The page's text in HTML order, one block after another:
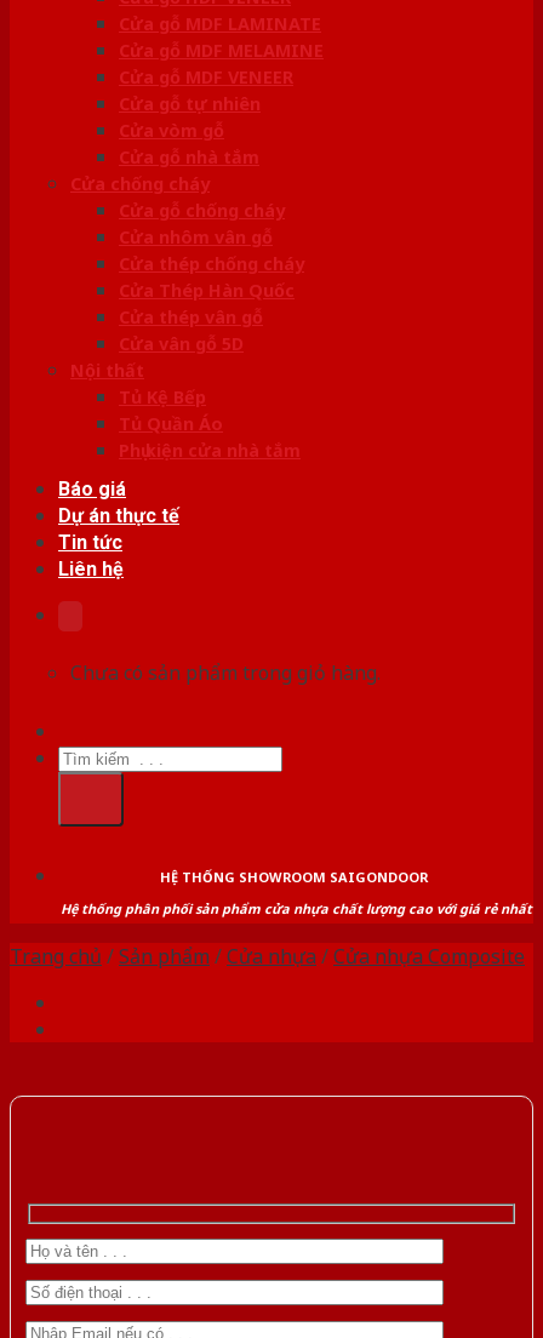
Cửa gỗ MDF LAMINATE
Cửa gỗ MDF MELAMINE
Cửa gỗ MDF VENEER
Cửa gỗ tự nhiên
Cửa vòm gỗ
Cửa gỗ nhà tắm
Cửa chống cháy
Cửa gỗ chống cháy
Cửa nhôm vân gỗ
Cửa thép chống cháy
Cửa Thép Hàn Quốc
Cửa thép vân gỗ
Cửa vân gỗ 5D
Nội thất
Tủ Kệ Bếp
Tủ Quần Áo
Phụ kiện cửa nhà tắm
Báo giá
Dự án thực tế
Tin tức
Liên hệ
Chưa có sản phẩm trong giỏ hàng.
Tìm
kiếm:
HỆ THỐNG SHOWROOM SAIGONDOOR
Hệ thống phân phối sản phẩm cửa nhựa chất lượng cao với giá rẻ nhất
Trang chủ /Sản phẩm /Cửa nhựa /Cửa nhựa Composite